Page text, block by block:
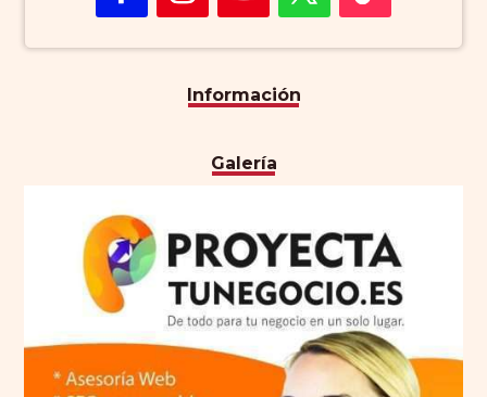
Información
Galería